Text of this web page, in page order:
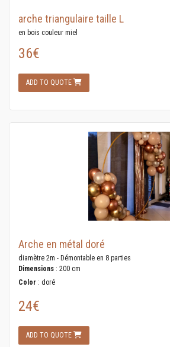
arche triangulaire taille L
en bois couleur miel
36€
ADD TO QUOTE
Arche en métal doré
diamètre 2m - Démontable en 8 parties
Dimensions : 200 cm
Color : doré
24€
ADD TO QUOTE